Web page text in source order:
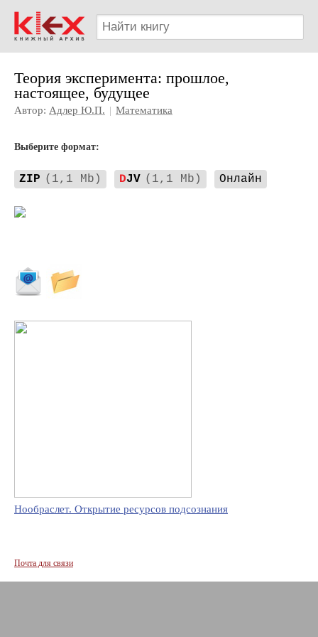
Теория эксперимента: прошлое,
настоящее, будущее
Автор: Адлер Ю.П. | Математика
Выберите формат:
ZIP (1,1 Mb) DJV (1,1 Mb) Онлайн
Нообраслет. Открытие ресурсов подсознания
Почта для связи